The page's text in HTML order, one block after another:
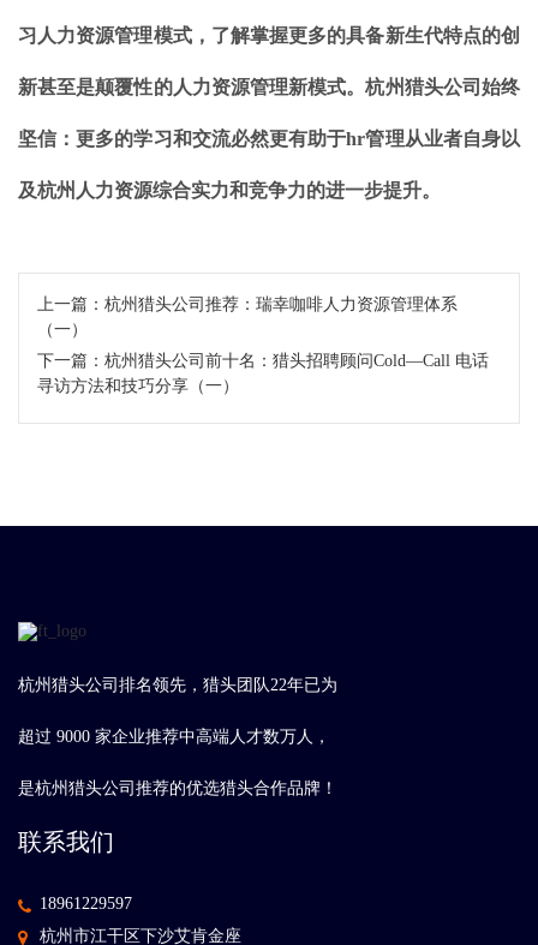
习人力资源管理模式，了解掌握更多的具备新生代特点的创
新甚至是颠覆性的人力资源管理新模式。杭州猎头公司始终
坚信：更多的学习和交流必然更有助于hr管理从业者自身以
及杭州人力资源综合实力和竞争力的进一步提升。
上一篇： 杭州猎头公司推荐：瑞幸咖啡人力资源管理体系
（一）
下一篇： 杭州猎头公司前十名：猎头招聘顾问Cold—Call 电话
寻访方法和技巧分享（一）
杭州猎头公司排名领先，猎头团队22年已为
超过 9000 家企业推荐中高端人才数万人，
是杭州猎头公司推荐的优选猎头合作品牌！
联系我们
18961229597
杭州市江干区下沙艾肯金座